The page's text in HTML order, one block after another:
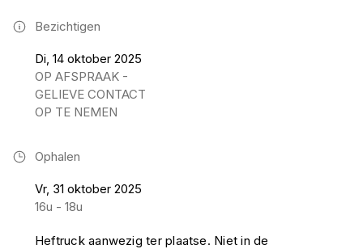
Bezichtigen
Di, 14 oktober 2025
OP AFSPRAAK -
GELIEVE CONTACT
OP TE NEMEN
Ophalen
Vr, 31 oktober 2025
16u - 18u
Heftruck aanwezig ter plaatse. Niet in de